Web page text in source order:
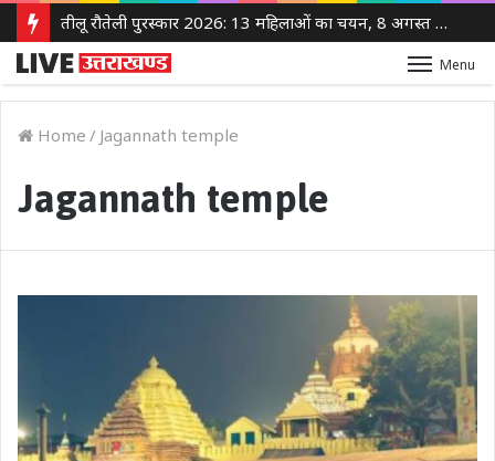
तीलू रौतेली पुरस्कार 2026: 13 महिलाओं का चयन, 8 अगस्त को सीएम धामी करेंगे सम्मानित
Menu
Home / Jagannath temple
Jagannath temple